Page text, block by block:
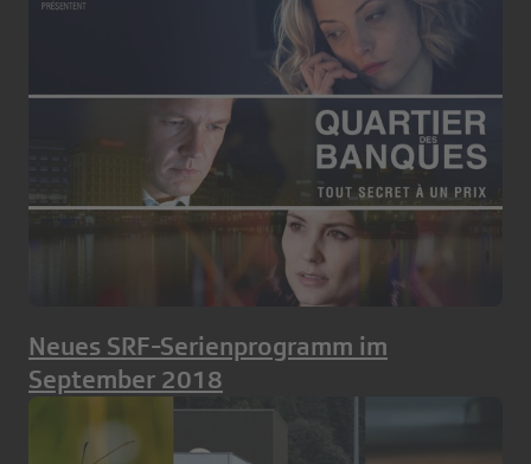
Neues SRF-Serienprogramm im
September 2018